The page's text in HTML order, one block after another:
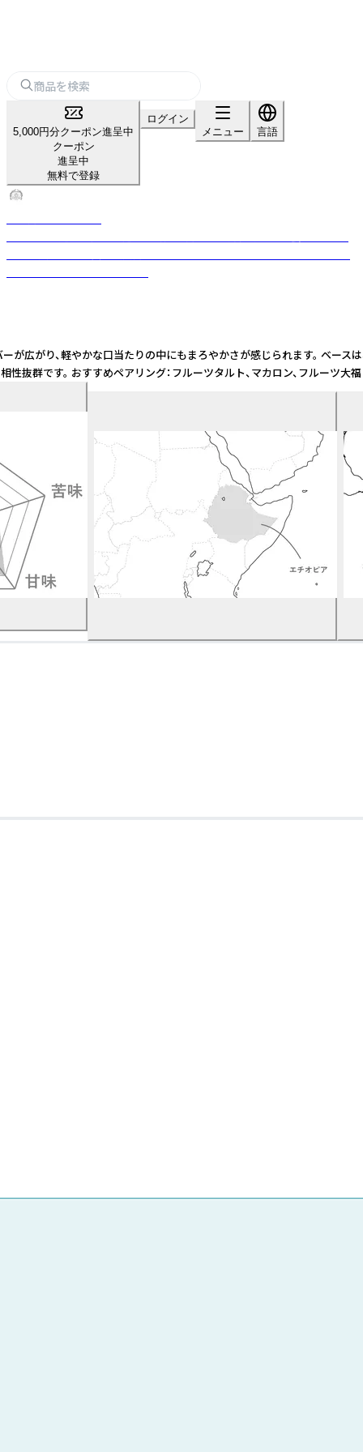
5,000円分クーポン進呈中
クーポン
進呈中
無料で登録
ログイン
メニュー
言語
り、軽やかな口当たりの中にもまろやかさが感じられます。 ベ
です。 おすすめペアリング：フルーツタルト、マカロン、フルーツ